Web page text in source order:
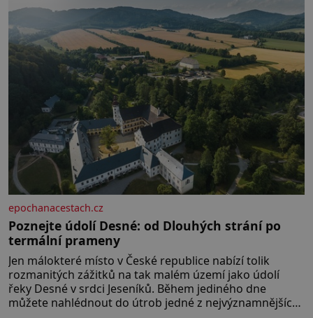
rozhodla stávkovat. Cvičte
epochanacestach.cz
Poznejte údolí Desné: od Dlouhých strání po
termální prameny
Jen málokteré místo v České republice nabízí tolik
rozmanitých zážitků na tak malém území jako údolí
řeky Desné v srdci Jeseníků. Během jediného dne
můžete nahlédnout do útrob jedné z nejvýznamnějších